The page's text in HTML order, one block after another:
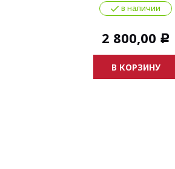
в наличии
2 800,00 Р
В КОРЗИНУ